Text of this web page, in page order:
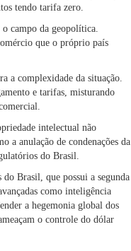
tendo tarifa zero.
o campo da geopolítica.
que o próprio país
a complexidade da situação.
e tarifas, misturando
intelectual não
a anulação de condenações da
do Brasil.
Brasil, que possui a segunda
como inteligência
a hegemonia global dos
o controle do dólar